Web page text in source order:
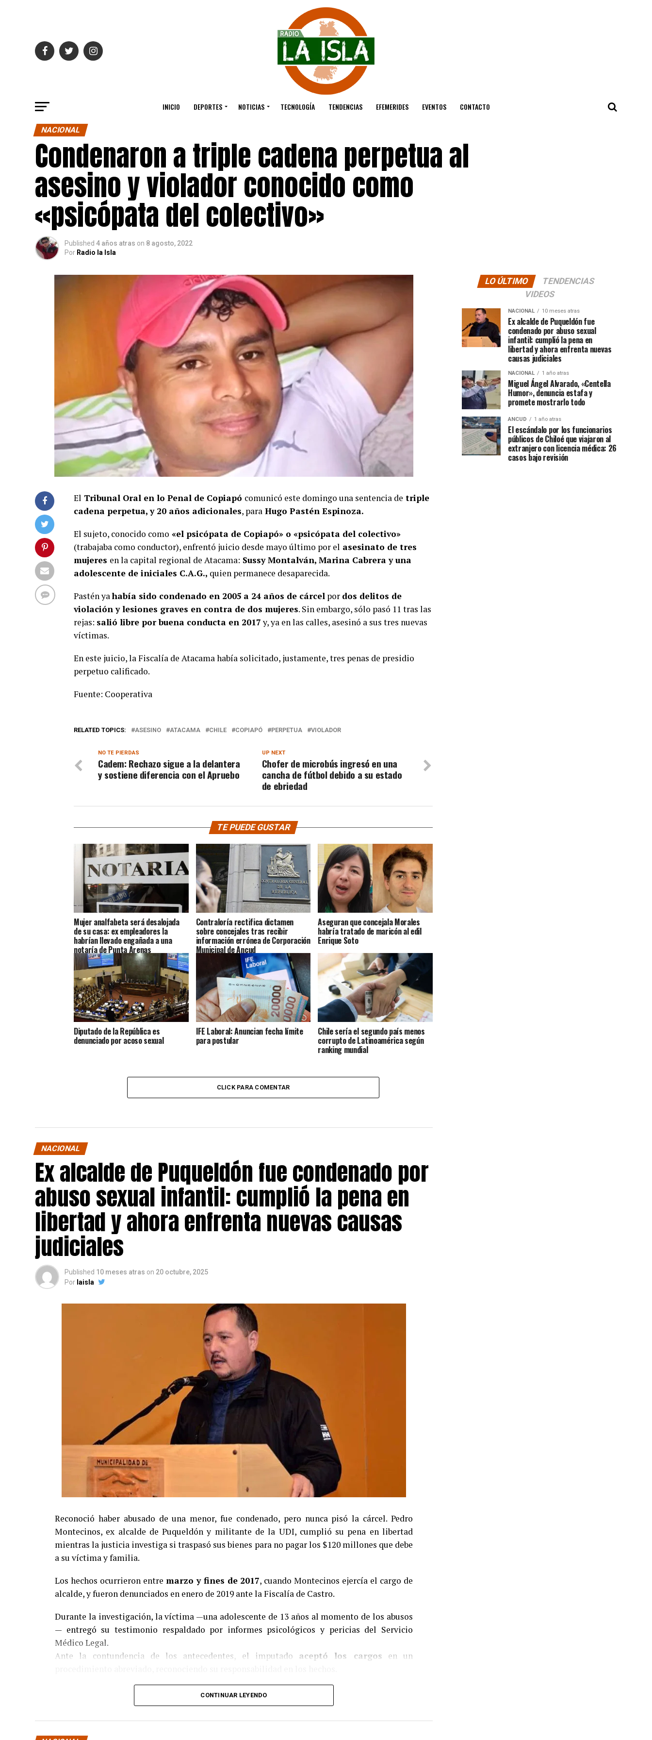
INICIO DEPORTES NOTICIAS TECNOLOGÍA TENDENCIAS EFEMERIDES EVENTOS CONTACTO
NACIONAL
Condenaron a triple cadena perpetua al
asesino y violador conocido como
«psicópata del colectivo»
Published 4 años atras on 8 agosto, 2022
Por Radio la Isla
El Tribunal Oral en lo Penal de Copiapó comunicó este domingo una sentencia de triple
cadena perpetua, y 20 años adicionales, para Hugo Pastén Espinoza.
El sujeto, conocido como «el psicópata de Copiapó» o «psicópata del colectivo»
(trabajaba como conductor), enfrentó juicio desde mayo último por el asesinato de tres
mujeres en la capital regional de Atacama: Sussy Montalván, Marina Cabrera y una
adolescente de iniciales C.A.G., quien permanece desaparecida.
Pastén yahabía sido condenado en 2005 a 24 años de cárcel por dos delitos de
violación y lesiones graves en contra de dos mujeres. Sin embargo, sólo pasó 11 tras las
rejas: salió libre por buena conducta en 2017y, ya en las calles, asesinó a sus tres nuevas
víctimas.
En este juicio, la Fiscalía de Atacama había solicitado, justamente, tres penas de presidio
perpetuo calificado.
Fuente: Cooperativa
RELATED TOPICS: ASESINO ATACAMA CHILE COPIAPÓ PERPETUA VIOLADOR
UP NEXT
Chofer de microbús ingresó en una
cancha de fútbol debido a su estado
de ebriedad
NO TE PIERDAS
Cadem: Rechazo sigue a la delantera
y sostiene diferencia con el Apruebo
TE PUEDE GUSTAR
Mujer analfabeta será desalojada
de su casa: ex empleadores la
habrían llevado engañada a una
notaría de Punta Arenas
Contraloría rectifica dictamen
sobre concejales tras recibir
información errónea de Corporación
Municipal de Ancud
Aseguran que concejala Morales
habría tratado de maricón al edil
Enrique Soto
Diputado de la República es
denunciado por acoso sexual
IFE Laboral: Anuncian fecha límite
para postular
Chile sería el segundo país menos
corrupto de Latinoamérica según
ranking mundial
CLICK PARA COMENTAR
NACIONAL
Ex alcalde de Puqueldón fue condenado por
abuso sexual infantil: cumplió la pena en
libertad y ahora enfrenta nuevas causas
judiciales
Published 10 meses atras on 20 octubre, 2025
Por laisla
Reconoció haber abusado de una menor, fue condenado, pero nunca pisó la cárcel. Pedro
Montecinos, ex alcalde de Puqueldón y militante de la UDI, cumplió su pena en libertad
mientras la justicia investiga si traspasó sus bienes para no pagar los $120 millones que debe
a su víctima y familia.
Los hechos ocurrieron entre marzo y fines de 2017, cuando Montecinos ejercía el cargo de
alcalde, y fueron denunciados en enero de 2019 ante la Fiscalía de Castro.
Durante la investigación, la víctima —una adolescente de 13 años al momento de los abusos
— entregó su testimonio respaldado por informes psicológicos y pericias del Servicio
Médico Legal.
Ante la contundencia de los antecedentes, el imputado aceptó los cargos en un
La condena y el cumplimiento en libertadCONTINUAR LEYENDO
LO ÚLTIMO
TENDENCIAS
VIDEOS
NACIONAL 10 meses atras
Ex alcalde de Puqueldón fue
condenado por abuso sexual
infantil: cumplió la pena en
libertad y ahora enfrenta nuevas
causas judiciales
NACIONAL 1 año atras
Miguel Ángel Alvarado, «Centella
Humor», denuncia estafa y
promete mostrarlo todo
ANCUD 1 año atras
El escándalo por los funcionarios
públicos de Chiloé que viajaron al
extranjero con licencia médica: 26
casos bajo revisión